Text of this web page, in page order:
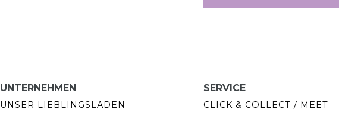
UNTERNEHMEN
UNSER LIEBLINGSLADEN
SERVICE
CLICK & COLLECT / MEET